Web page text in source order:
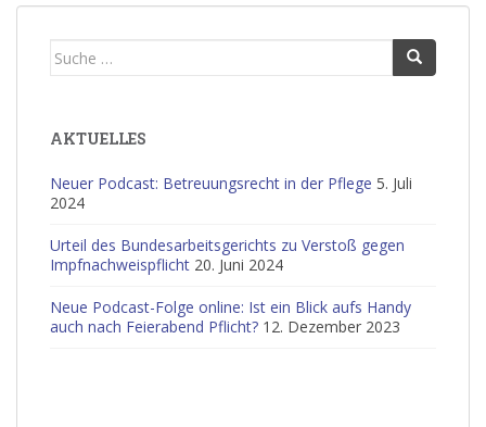
Suche
AKTUELLES
Neuer Podcast: Betreuungsrecht in der Pflege 5. Juli
2024
Urteil des Bundesarbeitsgerichts zu Verstoß gegen
Impfnachweispflicht 20. Juni 2024
Neue Podcast-Folge online: Ist ein Blick aufs Handy
auch nach Feierabend Pflicht? 12. Dezember 2023